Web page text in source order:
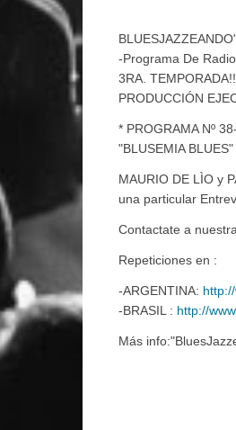
-Programa De
3RA.
PRODUCCIÓN
* PROGRAMA Nº
"BLUSEMIA BLUES"
MAURIO DE LÌO y
una particular
Contactate a
Repeticiones en :
-ARGENTINA:
-BRASIL : http://
Más